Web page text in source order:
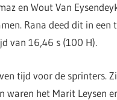
en Wout Van
Rana deed dit in
van 16,46 s (100 H).
tijd voor de sprinters.
waren het Marit Leysen